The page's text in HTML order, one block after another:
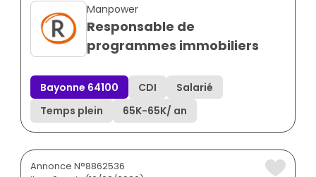
Manpower
Responsable de
programmes immobiliers
Bayonne 64100 CDI
Salarié
Temps plein
65K-65K/ an
Annonce N°8862536